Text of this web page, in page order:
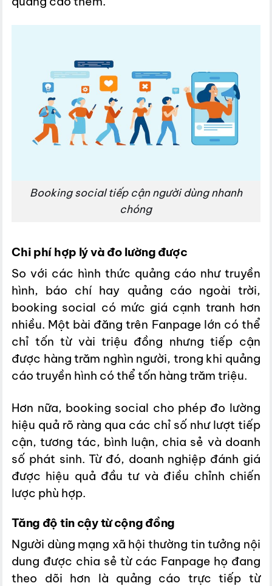
Booking social tiếp cận người dùng nhanh
chóng
Chi phí hợp lý và đo lường được
So với các hình thức quảng cáo như truyền
hình, báo chí hay quảng cáo ngoài trời,
booking social có mức giá cạnh tranh hơn
nhiều. Một bài đăng trên Fanpage lớn có thể
chỉ tốn từ vài triệu đồng nhưng tiếp cận
được hàng trăm nghìn người, trong khi quảng
cáo truyền hình có thể tốn hàng trăm triệu.
Hơn nữa, booking social cho phép đo lường
hiệu quả rõ ràng qua các chỉ số như lượt tiếp
cận, tương tác, bình luận, chia sẻ và doanh
số phát sinh. Từ đó, doanh nghiệp đánh giá
được hiệu quả đầu tư và điều chỉnh chiến
lược phù hợp.
Tăng độ tin cậy từ cộng đồng
Người dùng mạng xã hội thường tin tưởng nội
dung được chia sẻ từ các Fanpage họ đang
theo dõi hơn là quảng cáo trực tiếp từ